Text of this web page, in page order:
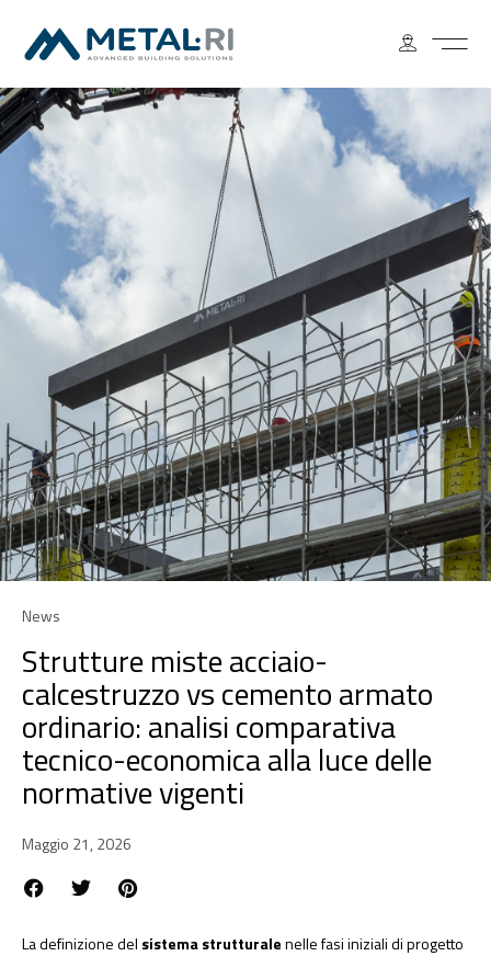
News
Strutture miste acciaio-
calcestruzzo vs cemento armato
ordinario: analisi comparativa
tecnico-economica alla luce delle
normative vigenti
Maggio 21, 2026
La definizione del sistema strutturalenelle fasi iniziali di progetto